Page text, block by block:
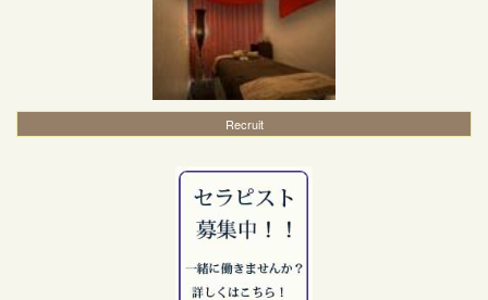
Recruit